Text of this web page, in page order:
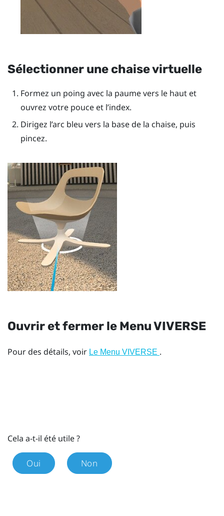
Sélectionner une chaise virtuelle
Formez un poing avec la paume vers le haut et
ouvrez votre pouce et l’index.
Dirigez l’arc bleu vers la base de la chaise, puis
pincez.
Ouvrir et fermer le Menu VIVERSE
Pour des détails, voir Le Menu VIVERSE .
Cela a-t-il été utile ?
Oui Non